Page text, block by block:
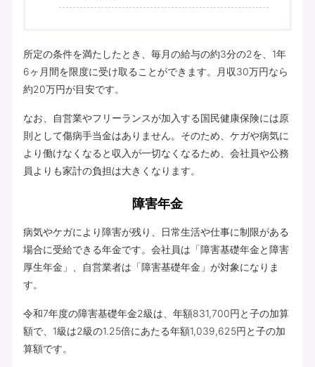
所定の条件を満たしたとき、毎月の給与の約3分の2を、1年
6ヶ月間を限度に受け取ることができます。月収30万円なら
約20万円が目安です。
なお、自営業やフリーランスが加入する国民健康保険には原
則として傷病手当金はありません。そのため、ケガや病気に
より働けなくなると収入が一切なくなるため、会社員や公務
員よりも家計の負担は大きくなります。
障害年金
病気やケガにより障害が残り、日常生活や仕事に制限がある
場合に受給できる年金です。会社員は「障害基礎年金と障害
厚生年金」、自営業者は「障害基礎年金」が対象になりま
す。
令和7年度の障害基礎年金2級は、年額831,700円と子の加算
額で、1級は2級の1.25倍にあたる年額1,039,625円と子の加
算額です。